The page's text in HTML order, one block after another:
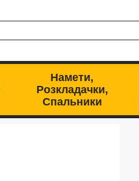
Намети,
Розкладачки,
Спальники